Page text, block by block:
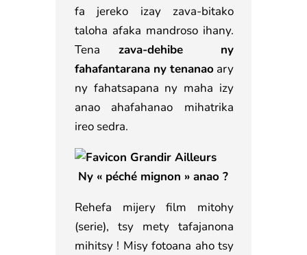
fa jereko izay zava-bitako
taloha afaka mandroso ihany.
Tena zava-dehibe ny
fahafantarana ny tenanao ary
ny fahatsapana ny maha izy
anao ahafahanao mihatrika
ireo sedra.
Ny « péché mignon » anao ?
Rehefa mijery film mitohy
(serie), tsy mety tafajanona
mihitsy ! Misy fotoana aho tsy